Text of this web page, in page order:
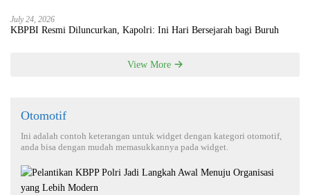
July 24, 2026
KBPBI Resmi Diluncurkan, Kapolri: Ini Hari Bersejarah bagi Buruh
View More
Otomotif
Ini adalah contoh keterangan untuk widget dengan kategori otomotif,
anda bisa dengan mudah memasukkannya pada widget.